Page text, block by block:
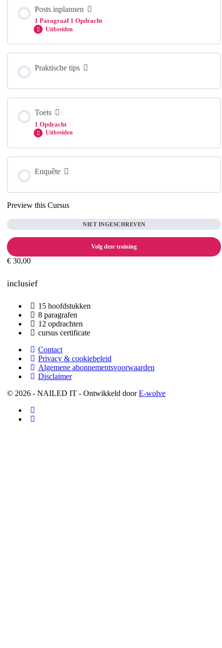
Content
Canva
Rechtenvrije foto’s
Posts inplannen
1 Paragraaf 1 Opdracht
Uitbreiden
Posts inplannen
Praktische tips
Toets
1 Opdracht
Uitbreiden
Toets
Enquête
Preview this Cursus
NIET INGESCHREVEN
Volg deze training
€ 30,00
inclusief
15 hoofdstukken
8 paragrafen
12 opdrachten
cursus certificate
Contact
Privacy & cookiebeleid
Algemene abonnementsvoorwaarden
Disclaimer
© 2026 - NAILED IT - Ontwikkeld doorE-wolve